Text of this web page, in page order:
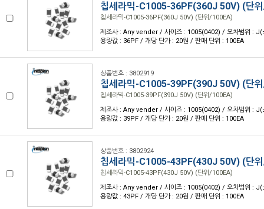
칩세라믹-C1005-36PF(360J 50V) (단
칩세라믹-C1005-36PF(360J 50V) (단위/100EA)
제조사 : Any vender / 사이즈 : 1005(0402) / 오차범위 :
용량값 : 36PF / 개당 단가 : 20원 / 판매 단위 : 100EA
상품번호 : 3802919
칩세라믹-C1005-39PF(390J 50V) (단
칩세라믹-C1005-39PF(390J 50V) (단위/100EA)
제조사 : Any vender / 사이즈 : 1005(0402) / 오차범위 :
용량값 : 39PF / 개당 단가 : 20원 / 판매 단위 : 100EA
상품번호 : 3802924
칩세라믹-C1005-43PF(430J 50V) (단
칩세라믹-C1005-43PF(430J 50V) (단위/100EA)
제조사 : Any vender / 사이즈 : 1005(0402) / 오차범위 :
용량값 : 43PF / 개당 단가 : 20원 / 판매 단위 : 100EA